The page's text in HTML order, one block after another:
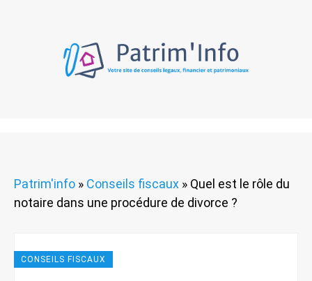
Patrim'info » Conseils fiscaux » Quel est le rôle du
notaire dans une procédure de divorce ?
CONSEILS FISCAUX